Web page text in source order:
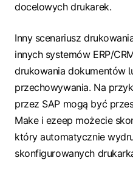
docelowych drukarek.
Inny scenariusz
innych systemów ERP/
drukowania dokumentów
przechowywania. Na
przez SAP mogą być
Make i ezeep możecie
który automatycznie
skonfigurowanych